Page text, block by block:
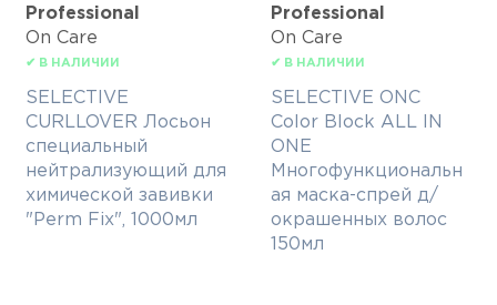
Professional
On Care
✔ В НАЛИЧИИ
SELECTIVE
CURLLOVER Лосьон
специальный
нейтрализующий для
химической завивки
"Perm Fix", 1000мл
Professional
On Care
✔ В НАЛИЧИИ
SELECTIVE ONC
Color Block ALL IN
ONE
Многофункциональн
ая маска-спрей д/
окрашенных волос
150мл